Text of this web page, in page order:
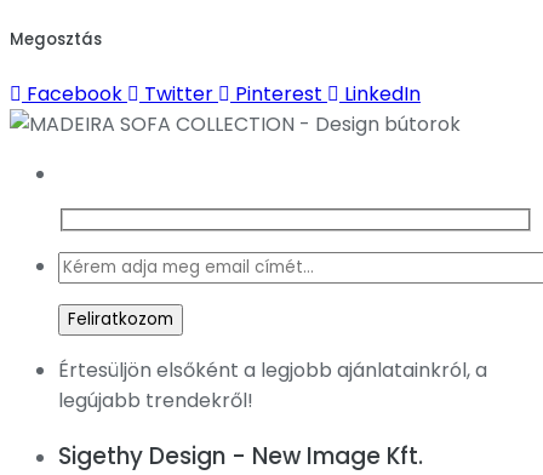
Megosztás
Facebook Twitter Pinterest LinkedIn
Értesüljön elsőként a legjobb ajánlatainkról, a
legújabb trendekről!
Sigethy Design - New Image Kft.